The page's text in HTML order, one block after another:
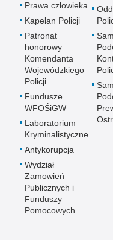
Prawa człowieka
Kapelan Policji
Patronat
honorowy
Komendanta
Wojewódzkiego
Policji
Fundusze
WFOŚiGW
Laboratorium
Kryminalistyczne
Antykorupcja
Wydział
Zamowień
Publicznych i
Funduszy
Pomocowych